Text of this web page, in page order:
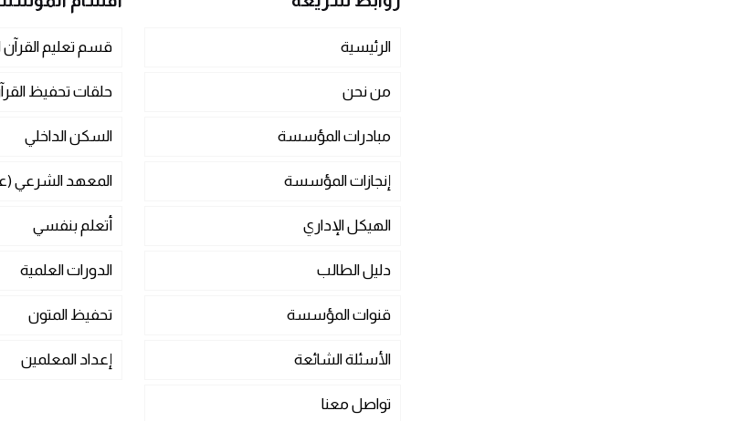
الرئيسية
من نحن
مبادرات المؤسسة
إنجازات المؤسسة
الهيكل الإداري
دليل الطالب
قنوات المؤسسة
الأسئلة الشائعة
تواصل معنا
قسم تعليم القرآن
حلقات تحفيظ
السكن الداخلي
المعهد الشرعي
أتعلم بنفسي
الدورات العلمية
تحفيظ المتون
إعداد المعلمين